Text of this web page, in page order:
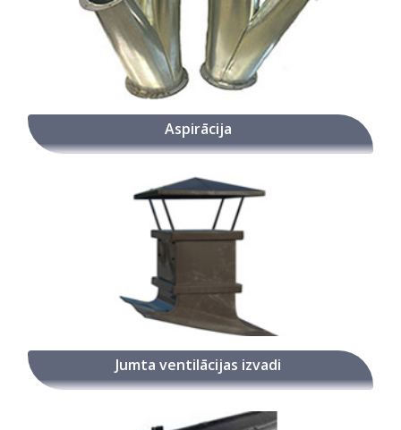
Aspirācija
Jumta ventilācijas izvadi